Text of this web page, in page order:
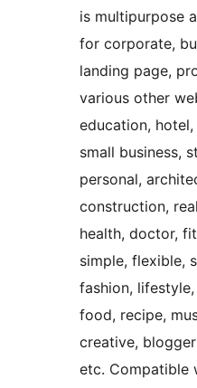
is multipurpose
for corporate,
landing page,
various other
education,
small business,
personal,
construction,
health, doctor,
simple, flexible,
fashion,
food, recipe,
creative,
etc. Compatible